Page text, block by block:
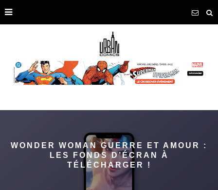
WONDER WOMAN GUERRE ET AMOUR :
LES FONDS D’ÉCRAN À
TÉLÉCHARGER !